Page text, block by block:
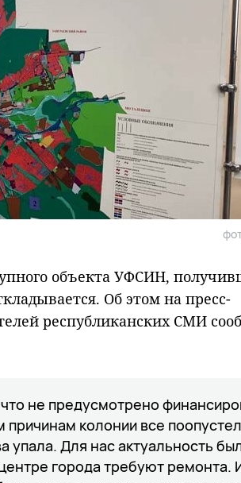
объекта УФСИН,
Об этом на пресс-
республиканских СМИ
не предусмотрено
колонии все
упала. Для нас актуальность
города требуют ремонта.